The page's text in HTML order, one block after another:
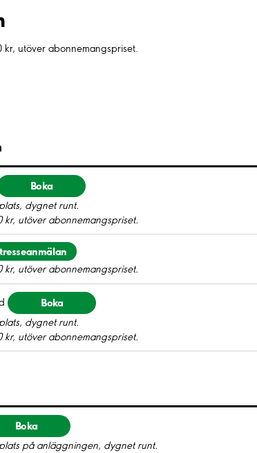
utöver abonnemangspriset.
Boka
dygnet runt.
utöver abonnemangspriset.
utöver abonnemangspriset.
Boka
dygnet runt.
utöver abonnemangspriset.
Boka
på anläggningen, dygnet runt.